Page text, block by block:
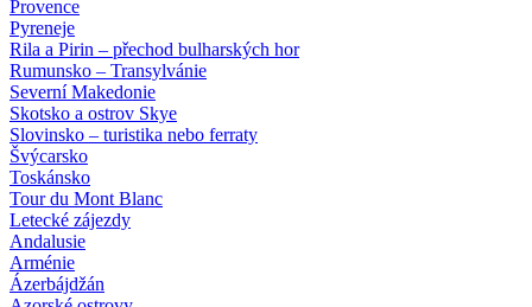
Provence
Pyreneje
Rila a Pirin – přechod bulharských hor
Rumunsko – Transylvánie
Severní Makedonie
Skotsko a ostrov Skye
Slovinsko – turistika nebo ferraty
Švýcarsko
Toskánsko
Tour du Mont Blanc
Letecké zájezdy
Andalusie
Arménie
Ázerbájdžán